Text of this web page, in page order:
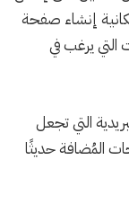
إنشاء صفحة
يرغب في
التي تجعل
المُضافة حديثًا